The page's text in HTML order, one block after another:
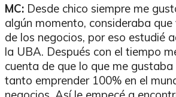
MC: Desde chico siempre me
algún momento, consideraba
de los negocios, por eso estudié
la UBA. Después con el tiempo
cuenta de que lo que me gustaba
tanto emprender 100% en el